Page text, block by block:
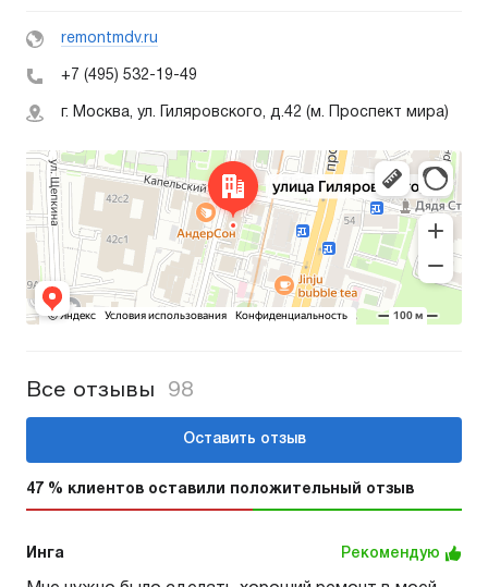
remontmdv.ru
+7 (495) 532-19-49
г. Москва, ул. Гиляровского, д.42 (м. Проспект мира)
Все отзывы 98
Оставить отзыв
47 % клиентов оставили положительный отзыв
Инга Рекомендую